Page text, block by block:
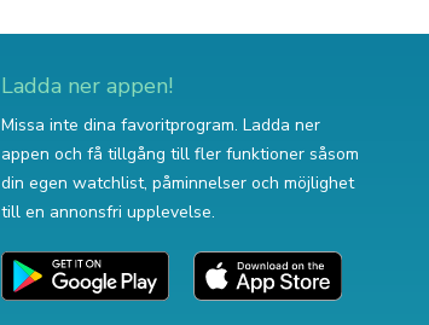
Ladda ner appen!
Missa inte dina favoritprogram. Ladda ner
appen och få tillgång till fler funktioner såsom
din egen watchlist, påminnelser och möjlighet
till en annonsfri upplevelse.